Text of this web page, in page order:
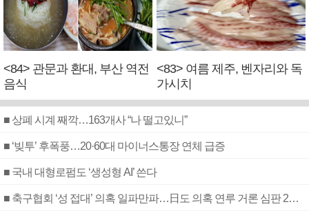
<84> 관문과 환대, 부산 역전
음식
<83> 여름 제주, 벤자리와 독
가시치
■ 상폐 시계 째깍…163개사 “나 떨고있니”
■ ‘빚투’ 후폭풍…20·60대 마이너스통장 연체 급증
■ 국내 대형로펌도 ‘생성형 AI’ 쓴다
■ 축구협회 ‘성 접대’ 의혹 일파만파…日도 의혹 연루 거론 심판 2명 조사